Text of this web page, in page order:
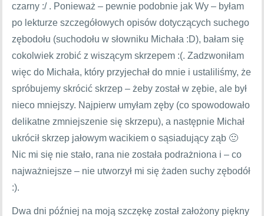
czarny :/ . Ponieważ – pewnie podobnie jak Wy – byłam
po lekturze szczegółowych opisów dotyczących suchego
zębodołu (suchodołu w słowniku Michała :D), bałam się
cokolwiek zrobić z wiszącym skrzepem :(. Zadzwoniłam
więc do Michała, który przyjechał do mnie i ustaliliśmy, że
spróbujemy skrócić skrzep – żeby został w zębie, ale był
nieco mniejszy. Najpierw umyłam zęby (co spowodowało
delikatne zmniejszenie się skrzepu), a następnie Michał
ukrócił skrzep jałowym wacikiem o sąsiadujący ząb 🙂
Nic mi się nie stało, rana nie została podrażniona i – co
najważniejsze – nie utworzył mi się żaden suchy zębodół
:).
Dwa dni później na moją szczękę został założony piękny